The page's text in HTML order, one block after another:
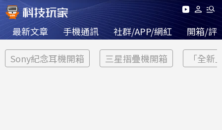
最新文章 手機通訊 社群/APP/網紅 開箱/評
Sony紀念耳機開箱 三星摺疊機開箱 「全新